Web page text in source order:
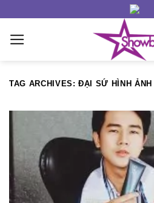
content
TAG ARCHIVES:ĐẠI SỨ HÌNH ẢNH